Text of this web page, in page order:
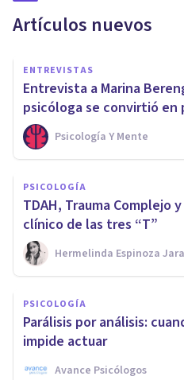
Artículos nuevos
ENTREVISTAS
Entrevista a Marina
psicóloga se convirtió en
Psicología Y Mente
PSICOLOGÍA
TDAH, Trauma Complejo
clínico de las tres “T”
Hermelinda Espinoza Jara
PSICOLOGÍA
Parálisis por análisis:
impide actuar
Avance Psicólogos